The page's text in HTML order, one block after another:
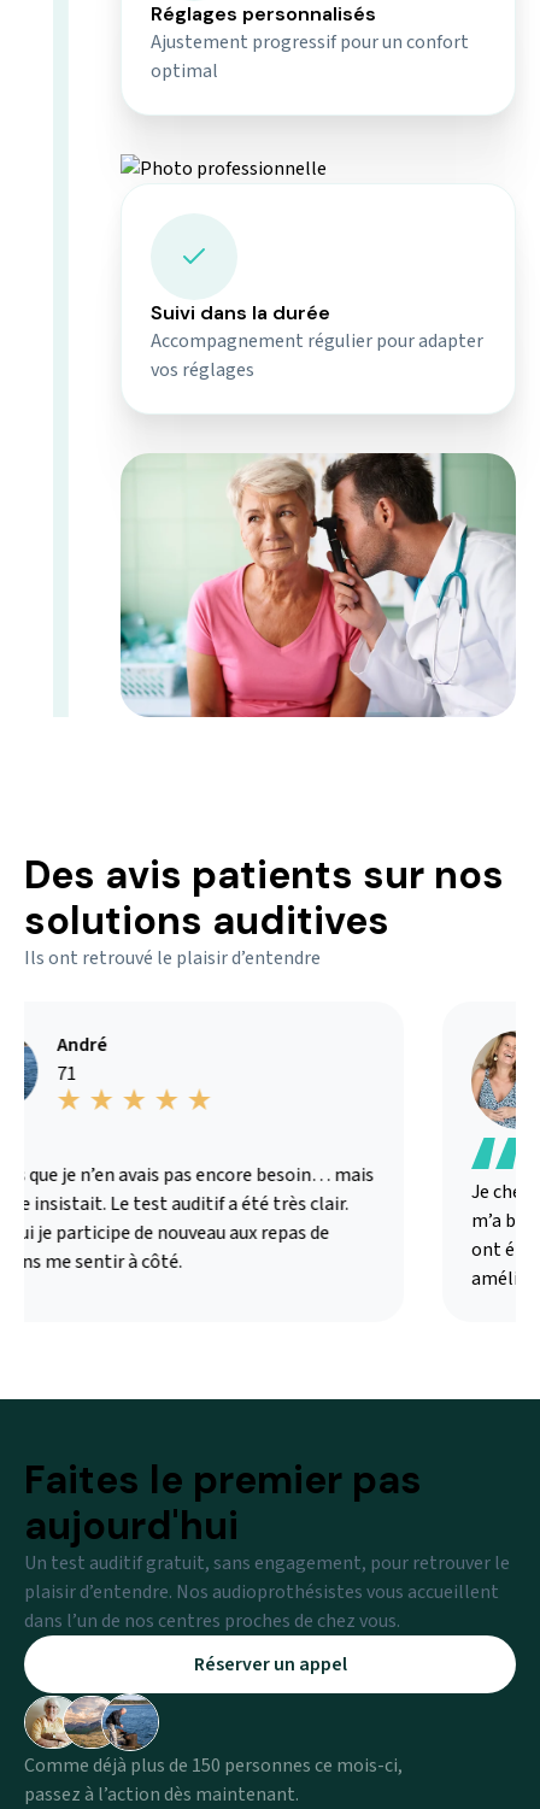
Réglages personnalisés
Ajustement progressif pour un confort
optimal
Suivi dans la durée
Accompagnement régulier pour adapter
vos réglages
Des avis patients sur nos
solutions auditives
Ils ont retrouvé le plaisir d’entendre
André
71
que je n’en avais pas encore besoin… mais
insistait. Le test auditif a été très clair.
je participe de nouveau aux repas de
me sentir à côté.
Je
m’a
ont été
Faites le premier pas
aujourd'hui
Un test auditif gratuit, sans engagement, pour retrouver le
plaisir d’entendre. Nos audioprothésistes vous accueillent
dans l’un de nos centres proches de chez vous.
Réserver un appel
Comme déjà plus de 150 personnes ce mois-ci,
passez à l’action dès maintenant.